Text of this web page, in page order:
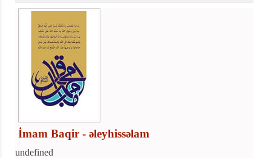
İmam Baqir - əleyhissəlam
undefined